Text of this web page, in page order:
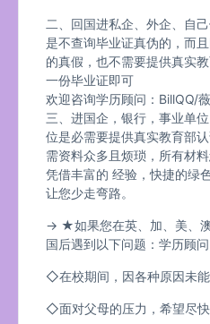
二、回国进私企、外企、自
是不查询毕业证真伪的，而
的真假，也不需要提供真实
一份毕业证即可
欢迎咨询学历顾问：BillQQ/
三、进国企，银行，事业单
位是必需要提供真实教育部
需资料众多且烦琐，所有材
凭借丰富的 经验，快捷的绿
让您少走弯路。
→ ★如果您在英、加、美、
国后遇到以下问题：学历顾
◇在校期间，因各种原因未
◇面对父母的压力，希望尽快